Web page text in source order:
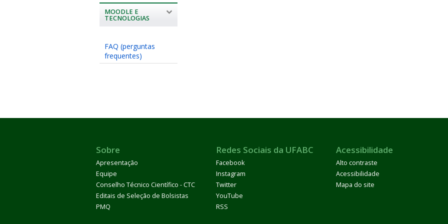
MOODLE E
TECNOLOGIAS
FAQ (perguntas
frequentes)
Sobre
Apresentação
Equipe
Conselho Técnico Científico - CTC
Editais de Seleção de Bolsistas
PMQ
Redes Sociais da UFABC
Facebook
Instagram
Twitter
YouTube
RSS
Acessibilidade
Alto contraste
Acessibilidade
Mapa do site